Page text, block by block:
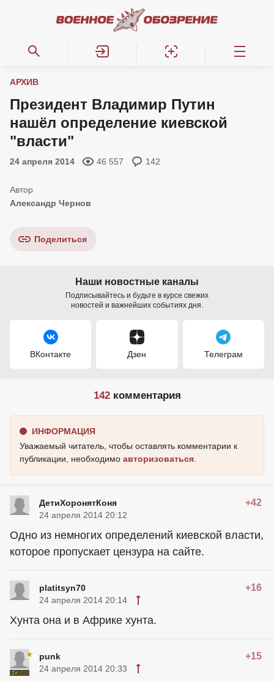
АРХИВ
Президент Владимир Путин
нашёл определение киевской
"власти"
24 апреля 2014 46 557 142
Александр Чернов
Поделиться
Наши новостные каналы
Подписывайтесь и будьте в курсе свежих
новостей и важнейших событиях дня.
ВКонтакте Дзен Телеграм
142комментария
ИНФОРМАЦИЯ
Уважаемый читатель, чтобы оставлять комментарии к
публикации, необходимо авторизоваться
ДетиХоронятКоня +42
24 апреля 2014 20:12
Одно из немногих определений киевской власти,
которое пропускает цензура на сайте.
platitsyn70 +16
24 апреля 2014 20:14
Хунта она и в Африке хунта.
punk +15
24 апреля 2014 20:33